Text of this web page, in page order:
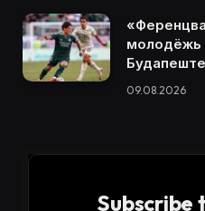
молодёжь
Будапеште
09.08.2026
Subscribe